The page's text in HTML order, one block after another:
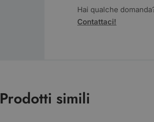
Hai qualche
Contattaci!
Prodotti simili